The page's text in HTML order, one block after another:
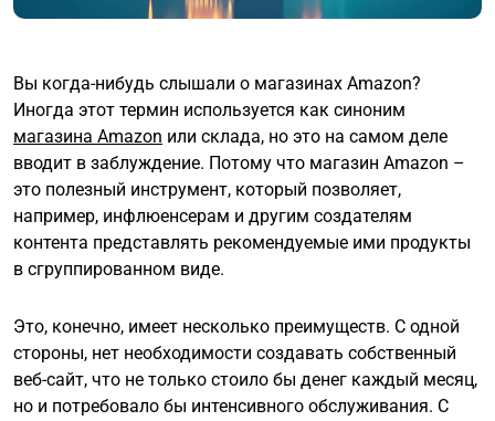
Вы когда-нибудь слышали о магазинах Amazon?
Иногда этот термин используется как синоним
магазина Amazon или склада, но это на самом деле
вводит в заблуждение. Потому что магазин Amazon –
это полезный инструмент, который позволяет,
например, инфлюенсерам и другим создателям
контента представлять рекомендуемые ими продукты
в сгруппированном виде.
Это, конечно, имеет несколько преимуществ. С одной
стороны, нет необходимости создавать собственный
веб-сайт, что не только стоило бы денег каждый месяц,
но и потребовало бы интенсивного обслуживания. С